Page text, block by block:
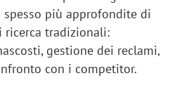
più approfondite di
tradizionali:
gestione dei reclami,
con i competitor.